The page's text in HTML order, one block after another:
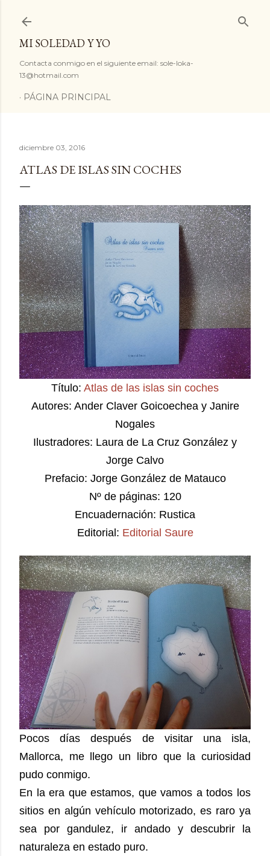
MI SOLEDAD Y YO
Contacta conmigo en el siguiente email: sole-loka-
13@hotmail.com
PÁGINA PRINCIPAL
diciembre 03, 2016
ATLAS DE ISLAS SIN COCHES
Título: Atlas de las islas sin coches
Autores: Ander Claver Goicoechea y Janire
Nogales
Ilustradores: Laura de La Cruz González y
Jorge Calvo
Prefacio: Jorge González de Matauco
Nº de páginas: 120
Encuadernación: Rustica
Editorial: Editorial Saure
Pocos días después de visitar una isla,
Mallorca, me llego un libro que la curiosidad
pudo conmigo.
En la era que estamos, que vamos a todos los
sitios en algún vehículo motorizado, es raro ya
sea por gandulez, ir andado y descubrir la
naturaleza en estado puro.